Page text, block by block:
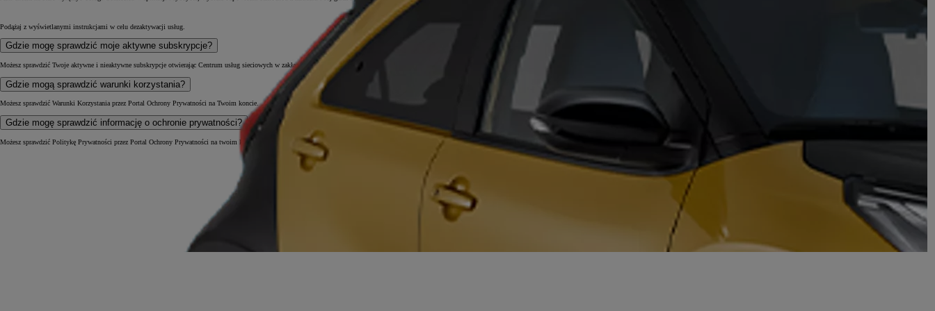
Podążaj z wyświetlanymi instrukcjami w celu dezaktywacji usług.
Gdzie mogę sprawdzić moje aktywne subskrypcje?
Możesz sprawdzić Twoje aktywne i nieaktywne subskrypcje otwierając Centrum usług sieciowych w zakładce Mój garaż.
Gdzie mogą sprawdzić warunki korzystania?
Możesz sprawdzić Warunki Korzystania przez Portal Ochrony Prywatności na Twoim koncie.
Gdzie mogę sprawdzić informację o ochronie prywatności?
Możesz sprawdzić Politykę Prywatności przez Portal Ochrony Prywatności na twoim koncie.